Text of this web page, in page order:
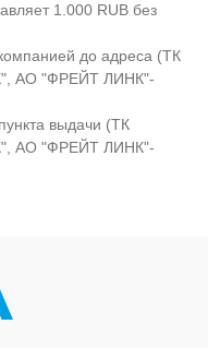
1.000 RUB без
до адреса (ТК
АО "ФРЕЙТ ЛИНК"-
выдачи (ТК
АО "ФРЕЙТ ЛИНК"-